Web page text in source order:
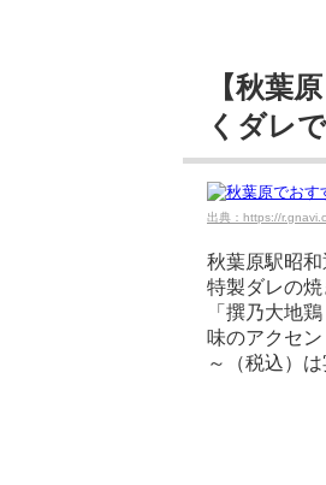
【秋葉
くダレ
出典：https://
秋葉原駅昭
特製ダレの焼
「撰乃大地
味のアクセ
～（税込）